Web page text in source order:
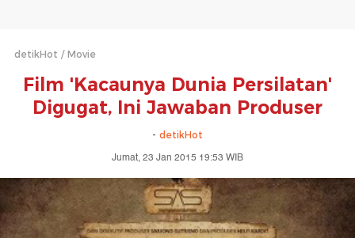
detikHot Movie
Film 'Kacaunya Dunia Persilatan'
Digugat, Ini Jawaban Produser
- detikHot
Jumat, 23 Jan 2015 19:53 WIB